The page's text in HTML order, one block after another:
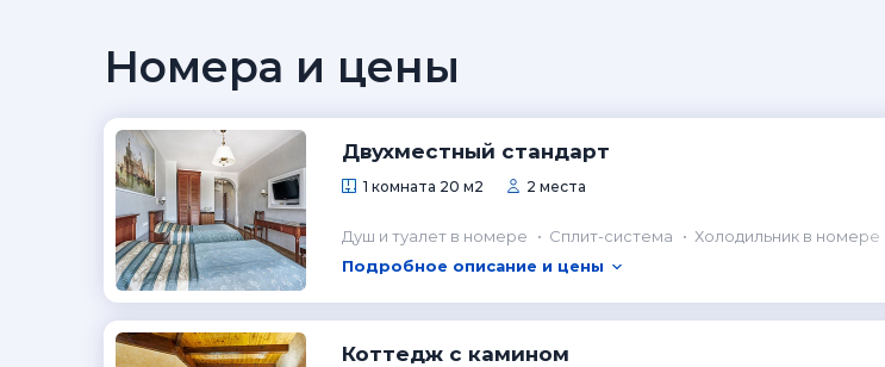
Номера и цены
Двухместный стандарт
1 комната 20 м2 2 места
Душ и туалет в номере Сплит-система Холодильник в номере
Подробное описание и цены
Коттедж с камином